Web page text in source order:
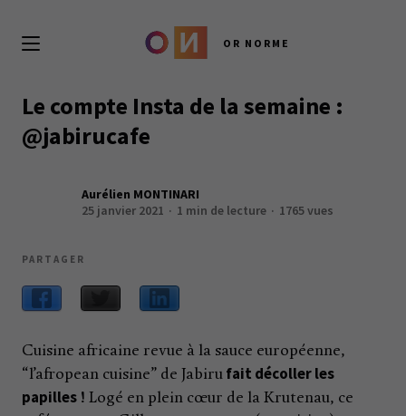
OR NORME
Le compte Insta de la semaine :
@jabirucafe
Aurélien MONTINARI
25 janvier 2021
1 min de lecture 1765 vues
PARTAGER
Cuisine africaine revue à la sauce européenne,
“l’afropean cuisine” de Jabiru fait décoller les
papilles ! Logé en plein cœur de la Krutenau, ce